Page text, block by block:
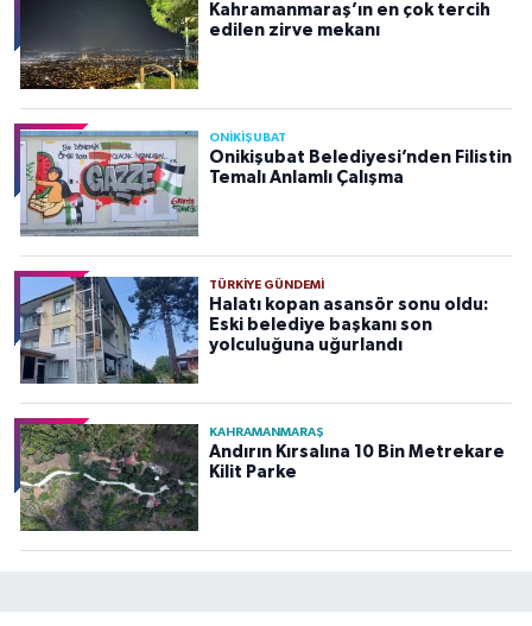
Kahramanmaraş’ın en çok tercih
edilen zirve mekanı
ONİKİŞUBAT
Onikişubat Belediyesi’nden Filistin
Temalı Anlamlı Çalışma
TÜRKIYE GÜNDEMI
Halatı kopan asansör sonu oldu:
Eski belediye başkanı son
yolculuğuna uğurlandı
KAHRAMANMARAŞ
Andırın Kırsalına 10 Bin Metrekare
Kilit Parke